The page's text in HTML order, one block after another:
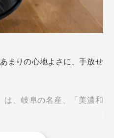
まりの心地よさに、手放せ
は、岐阜の名産、「美濃和